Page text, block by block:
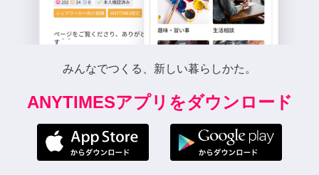
みんなでつくる、新しい暮らしかた。
ANYTIMESアプリをダウンロード